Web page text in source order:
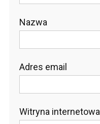
Nazwa
Adres email
Witryna internetowa